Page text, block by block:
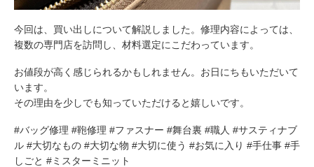
今回は、買い出しについて解説しました。修理内容によっては、
複数の専門店を訪問し、材料選定にこだわっています。
お値段が高く感じられるかもしれません。お日にちもいただいて
います。
その理由を少しでも知っていただけると嬉しいです。
#バッグ修理 #鞄修理 #ファスナー #舞台裏 #職人 #サスティナブ
ル #大切なもの #大切な物 #大切に使う #お気に入り #手仕事 #手
しごと #ミスターミニット